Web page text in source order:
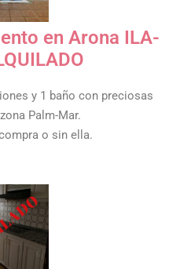
en Arona ILA-
y 1 baño con preciosas
Palm-Mar.
o sin ella.